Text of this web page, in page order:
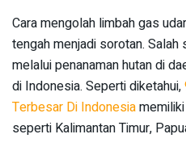
Cara mengolah limbah gas
tengah menjadi sorotan.
melalui penanaman hutan di
di Indonesia. Seperti diketahui,
Terbesar Di Indonesia
seperti Kalimantan Timur,